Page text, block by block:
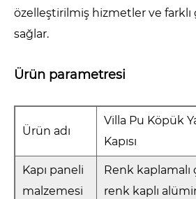
özelleştirilmiş hizmetler ve farklı
sağlar.
Ürün parametresi
Ürün adı
Villa Pu Köpük
Kapısı
Kapı paneli
malzemesi
Renk
renk kaplı